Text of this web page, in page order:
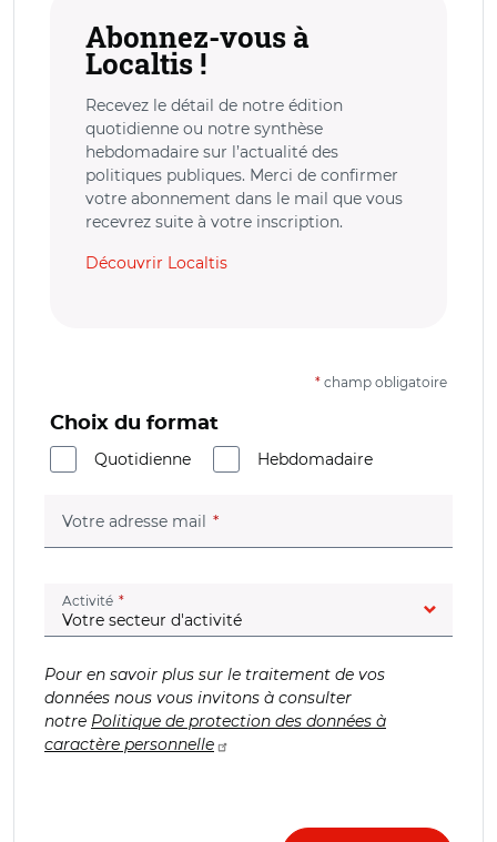
Abonnez-vous à
Localtis !
Recevez le détail de notre édition
quotidienne ou notre synthèse
hebdomadaire sur l’actualité des
politiques publiques. Merci de confirmer
votre abonnement dans le mail que vous
recevrez suite à votre inscription.
Découvrir Localtis
* champ obligatoire
Choix du format
Quotidienne
Hebdomadaire
Votre adresse mail (champ obligatoire)
Activité (champ obligatoire)
Pour en savoir plus sur le traitement de vos
données nous vous invitons à consulter
notre Politique de protection des données à
caractère personnelle